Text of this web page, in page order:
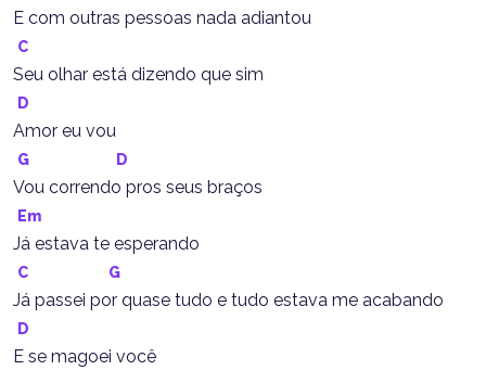
E com outras pessoas nada adiantou
C
Seu olhar está dizendo que sim
D
Amor eu vou
G D
Vou correndo pros seus braços
Em
Já estava te esperando
C G
Já passei por quase tudo e tudo estava me acabando
D
E se magoei você